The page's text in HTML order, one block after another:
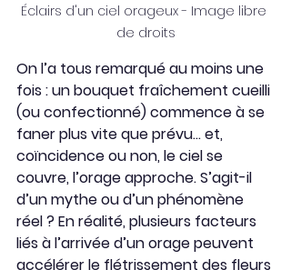
Éclairs d'un ciel orageux - Image libre
de droits
On l’a tous remarqué au moins une
fois : un bouquet fraîchement cueilli
(ou confectionné) commence à se
faner plus vite que prévu… et,
coïncidence ou non, le ciel se
couvre, l’orage approche. S’agit-il
d’un mythe ou d’un phénomène
réel ? En réalité, plusieurs facteurs
liés à l’arrivée d’un orage peuvent
accélérer le flétrissement des fleurs